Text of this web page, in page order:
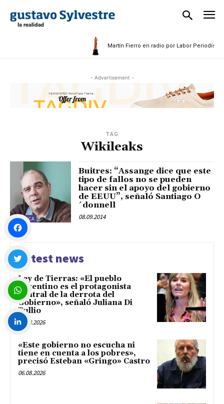
Martín Fierro en radio por Labor Periodística
- Advertisement -
TAG
Wikileaks
POLÍTICA
Buitres: “Assange dice que este
tipo de fallos no se pueden
hacer sin el apoyo del gobierno
de EEUU”, señaló Santiago O
´donnell
08.09.2014
Latest news
Ley de Tierras: «El pueblo
argentino es el protagonista
central de la derrota del
Gobierno», señaló Juliana Di
Tullio
06.08.2026
«Este gobierno no escucha ni
tiene en cuenta a los pobres»,
precisó Esteban «Gringo» Castro
06.08.2026
Facebook
Twitter
WhatsApp
LinkedIn